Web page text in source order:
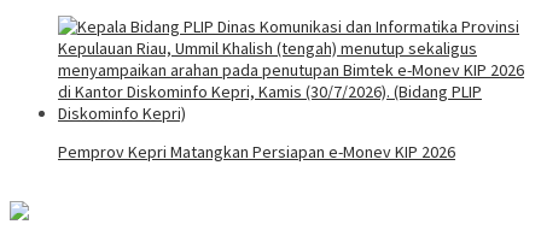
Pemprov Kepri Matangkan Persiapan e-Monev KIP 2026